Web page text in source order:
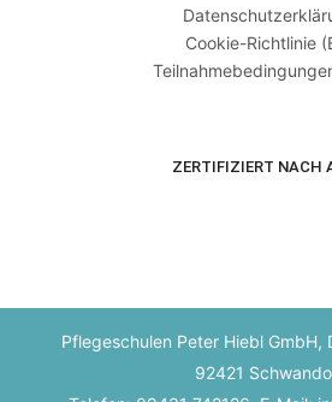
Cookie-Richtlinie
ZERTIFIZIERT NACH
Pflegeschulen Peter Hiebl GmbH,
92421